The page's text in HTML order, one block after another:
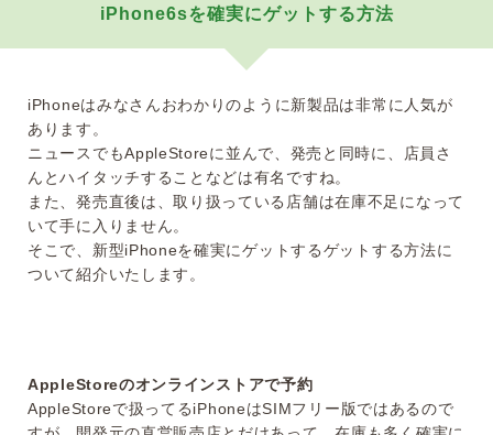
iPhone6sを確実にゲットする方法
iPhoneはみなさんおわかりのように新製品は非常に人気が
あります。
ニュースでもAppleStoreに並んで、発売と同時に、店員さ
んとハイタッチすることなどは有名ですね。
また、発売直後は、取り扱っている店舗は在庫不足になって
いて手に入りません。
そこで、新型iPhoneを確実にゲットするゲットする方法に
ついて紹介いたします。
AppleStoreのオンラインストアで予約
AppleStoreで扱ってるiPhoneはSIMフリー版ではあるので